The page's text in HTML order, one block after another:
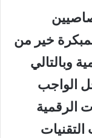
خير من
وبالتالي
الواجب
الرقمية